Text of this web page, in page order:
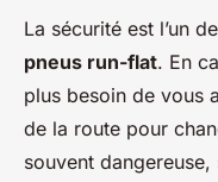
La sécurité est l’un
pneus run-flat. En
plus besoin de vous
de la route pour
souvent